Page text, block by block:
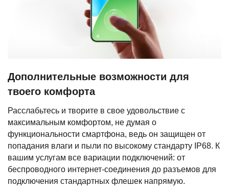
Дополнительные возможности для
твоего комфорта
Расслабьтесь и творите в свое удовольствие с
максимальным комфортом, не думая о
функциональности смартфона, ведь он защищен от
попадания влаги и пыли по высокому стандарту IP68. К
вашим услугам все вариации подключений: от
беспроводного интернет-соединения до разъемов для
подключения стандартных флешек напрямую.